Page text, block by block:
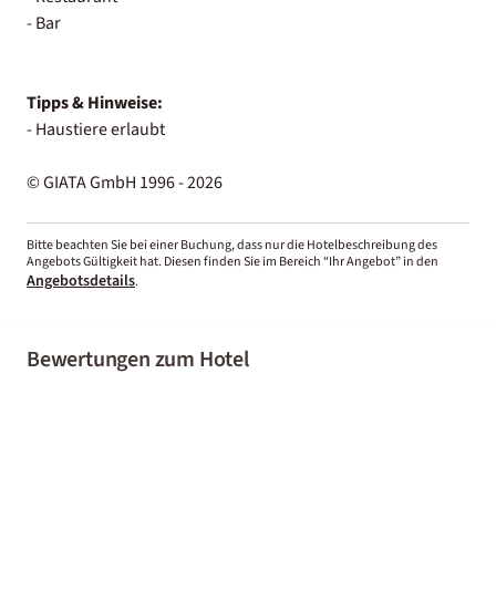
- Bar
Tipps & Hinweise:
- Haustiere erlaubt
© GIATA GmbH 1996 - 2026
Bitte beachten Sie bei einer Buchung, dass nur die Hotelbeschreibung des
Angebots Gültigkeit hat. Diesen finden Sie im Bereich “Ihr Angebot” in den
Angebotsdetails.
Bewertungen zum Hotel